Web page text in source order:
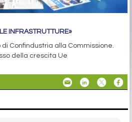
INFRASTRUTTURE»
Confindustria alla Commissione.
della crescita Ue